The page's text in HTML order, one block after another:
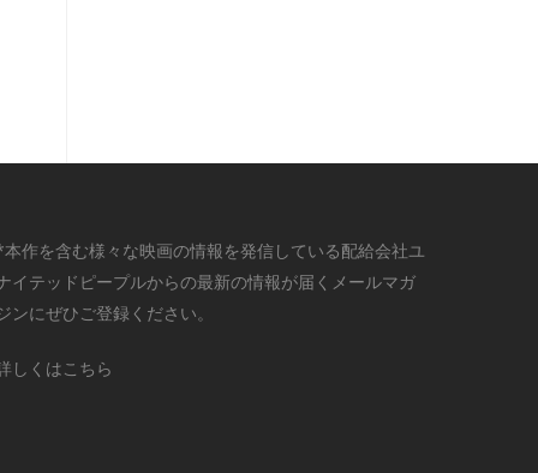
作を含む様々な映画の情報を発信している配給会社ユ
イテッドピープルからの最新の情報が届くメールマガ
ンにぜひご登録ください。
しくはこちら